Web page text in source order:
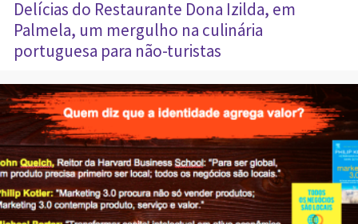
Delícias do Restaurante Dona Izilda, em
Palmela, um mergulho na culinária
portuguesa para não-turistas